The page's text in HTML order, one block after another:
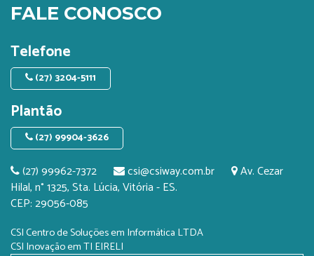
FALE CONOSCO
Telefone
(27) 3204-5111
Plantão
(27) 99904-3626
(27) 99962-7372 csi@csiway.com.br
Av. Cezar
Hilal, n° 1325, Sta. Lúcia, Vitória - ES.
CEP: 29056-085
CSI Centro de Soluções em Informática LTDA
CSI Inovação em TI EIRELI